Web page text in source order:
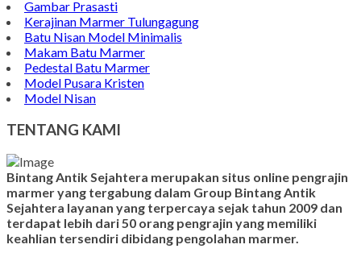
Gambar Prasasti
Kerajinan Marmer Tulungagung
Batu Nisan Model Minimalis
Makam Batu Marmer
Pedestal Batu Marmer
Model Pusara Kristen
Model Nisan
TENTANG KAMI
Bintang Antik Sejahtera merupakan situs online pengrajin
marmer yang tergabung dalam Group Bintang Antik
Sejahtera layanan yang terpercaya sejak tahun 2009 dan
terdapat lebih dari 50 orang pengrajin yang memiliki
keahlian tersendiri dibidang pengolahan marmer.